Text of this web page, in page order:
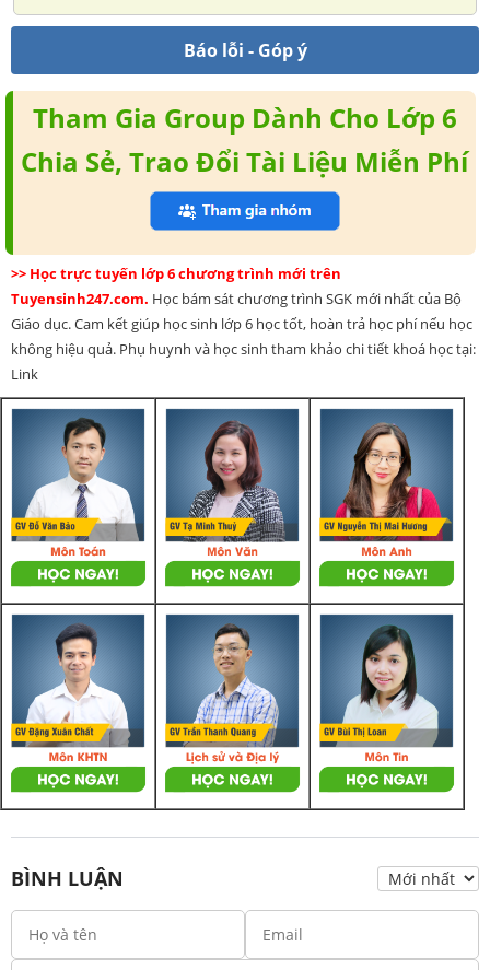
Báo lỗi - Góp ý
Tham Gia Group Dành Cho Lớp 6
Chia Sẻ, Trao Đổi Tài Liệu Miễn Phí
>> Học trực tuyến lớp 6 chương trình mới trên
Tuyensinh247.com. Học bám sát chương trình SGK mới nhất của Bộ
Giáo dục. Cam kết giúp học sinh lớp 6 học tốt, hoàn trả học phí nếu học
không hiệu quả. Phụ huynh và học sinh tham khảo chi tiết khoá học tại:
Link
BÌNH LUẬN